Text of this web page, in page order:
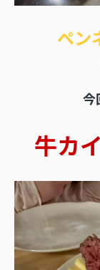
ペン
今
牛カ